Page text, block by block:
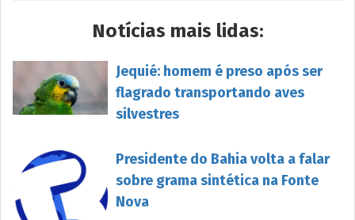
Notícias mais lidas:
Jequié: homem é preso após ser
flagrado transportando aves
silvestres
Presidente do Bahia volta a falar
sobre grama sintética na Fonte
Nova